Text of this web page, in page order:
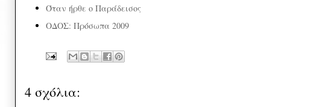
Όταν ήρθε ο Παράδεισος
ΟΔΟΣ: Πρόσωπα 2009
4 σχόλια: